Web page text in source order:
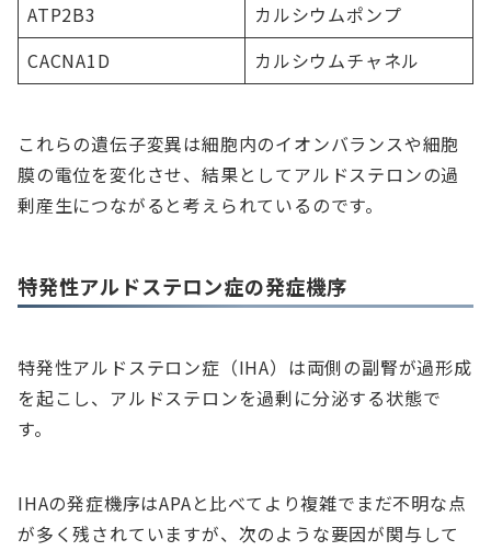
ATP2B3
カルシウムポンプ
CACNA1D
カルシウムチャネル
これらの遺伝子変異は細胞内のイオンバランスや細胞
膜の電位を変化させ、結果としてアルドステロンの過
剰産生につながると考えられているのです。
特発性アルドステロン症の発症機序
特発性アルドステロン症（IHA）は両側の副腎が過形成
を起こし、アルドステロンを過剰に分泌する状態で
す。
IHAの発症機序はAPAと比べてより複雑でまだ不明な点
が多く残されていますが、次のような要因が関与して